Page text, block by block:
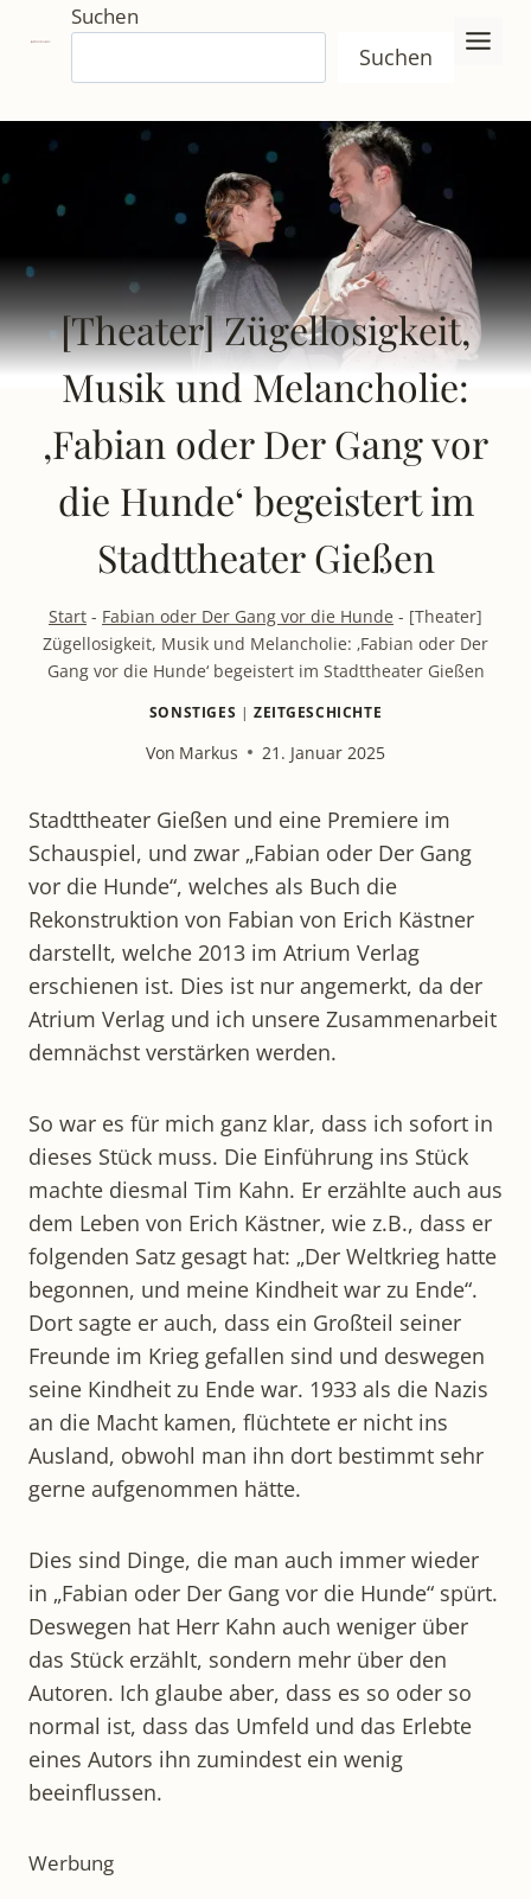
Inhalt
springen
Suchen
Suchen
[Theater] Zügellosigkeit,
Musik und Melancholie:
‚Fabian oder Der Gang vor
die Hunde‘ begeistert im
Stadttheater Gießen
Start - Fabian oder Der Gang vor die Hunde - [Theater]
Zügellosigkeit, Musik und Melancholie: ‚Fabian oder Der
Gang vor die Hunde‘ begeistert im Stadttheater Gießen
SONSTIGES | ZEITGESCHICHTE
Von Markus 21. Januar 2025
Stadttheater Gießen und eine Premiere im
Schauspiel, und zwar „Fabian oder Der Gang
vor die Hunde“, welches als Buch die
Rekonstruktion von Fabian von Erich Kästner
darstellt, welche 2013 im Atrium Verlag
erschienen ist. Dies ist nur angemerkt, da der
Atrium Verlag und ich unsere Zusammenarbeit
demnächst verstärken werden.
So war es für mich ganz klar, dass ich sofort in
dieses Stück muss. Die Einführung ins Stück
machte diesmal Tim Kahn. Er erzählte auch aus
dem Leben von Erich Kästner, wie z.B., dass er
folgenden Satz gesagt hat: „Der Weltkrieg hatte
begonnen, und meine Kindheit war zu Ende“.
Dort sagte er auch, dass ein Großteil seiner
Freunde im Krieg gefallen sind und deswegen
seine Kindheit zu Ende war. 1933 als die Nazis
an die Macht kamen, flüchtete er nicht ins
Ausland, obwohl man ihn dort bestimmt sehr
gerne aufgenommen hätte.
Dies sind Dinge, die man auch immer wieder
in „Fabian oder Der Gang vor die Hunde“ spürt.
Deswegen hat Herr Kahn auch weniger über
das Stück erzählt, sondern mehr über den
Autoren. Ich glaube aber, dass es so oder so
normal ist, dass das Umfeld und das Erlebte
eines Autors ihn zumindest ein wenig
beeinflussen.
Werbung